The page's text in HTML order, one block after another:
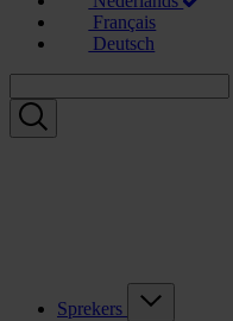
Français
Deutsch
Sprekers